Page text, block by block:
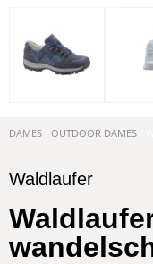
DAMES OUTDOOR DAMES
Waldlaufer